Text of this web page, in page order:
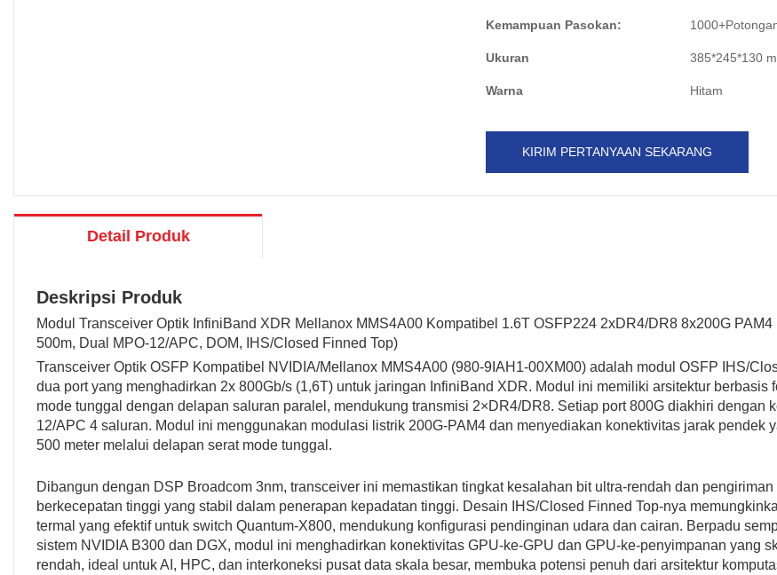
Kemampuan Pasokan:
Ukuran 385*245*130
Warna Hitam
KIRIM PERTANYAAN SEKARANG
Detail Produk
Deskripsi Produk
Modul Transceiver Optik InfiniBand XDR Mellanox MMS4A00 Kompatibel 1.6T OSFP224 2xDR4/DR8 8x200G PAM4
500m, Dual MPO-12/APC, DOM, IHS/Closed Finned Top)
Transceiver Optik OSFP Kompatibel NVIDIA/Mellanox MMS4A00 (980-9IAH1-00XM00) adalah modul OSFP IHS/
dua port yang menghadirkan 2x 800Gb/s (1,6T) untuk jaringan InfiniBand XDR. Modul ini memiliki arsitektur berbasis
mode tunggal dengan delapan saluran paralel, mendukung transmisi 2×DR4/DR8. Setiap port 800G diakhiri dengan
12/APC 4 saluran. Modul ini menggunakan modulasi listrik 200G-PAM4 dan menyediakan konektivitas jarak pendek
500 meter melalui delapan serat mode tunggal.
Dibangun dengan DSP Broadcom 3nm, transceiver ini memastikan tingkat kesalahan bit ultra-rendah dan pengiriman
berkecepatan tinggi yang stabil dalam penerapan kepadatan tinggi. Desain IHS/Closed Finned Top-nya
termal yang efektif untuk switch Quantum-X800, mendukung konfigurasi pendinginan udara dan cairan. Berpadu
sistem NVIDIA B300 dan DGX, modul ini menghadirkan konektivitas GPU-ke-GPU dan GPU-ke-penyimpanan yang
rendah, ideal untuk AI, HPC, dan interkoneksi pusat data skala besar, membuka potensi penuh dari arsitektur